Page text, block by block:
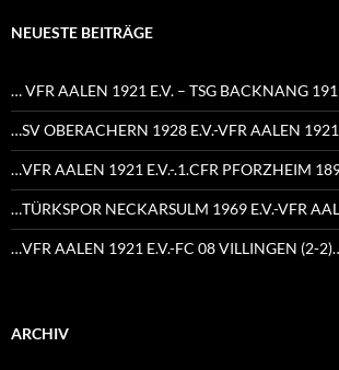
NEUESTE BEITRÄGE
… VFR AALEN 1921 E.V. – TSG BACKNANG
…SV OBERACHERN 1928 E.V.-VFR AALEN
…VFR AALEN 1921 E.V.-.1.CFR PFORZHEIM
…TÜRKSPOR NECKARSULM 1969 E.V.-VFR
…VFR AALEN 1921 E.V.-FC 08 VILLINGEN (2-
ARCHIV